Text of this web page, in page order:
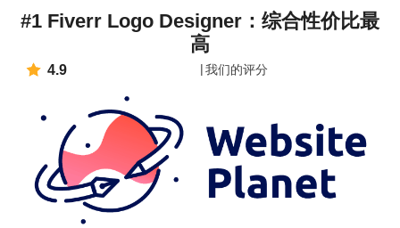
#1 Fiverr Logo Designer：综合性价比最
高
4.9 我们的评分